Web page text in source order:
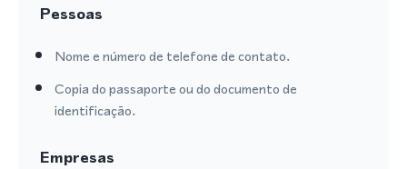
Pessoas
Nome e número de telefone de contato.
Copia do passaporte ou do documento de
identificação.
Empresas